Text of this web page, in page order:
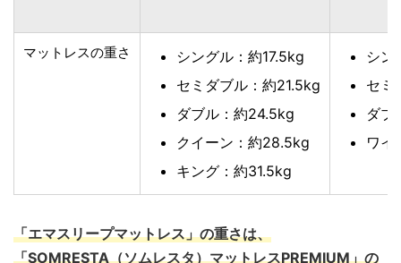
マットレスの重さ
シングル：約17.5kg
セミダブル：約21.5kg
ダブル：約24.5kg
クイーン：約28.5kg
キング：約31.5kg
シン
セミ
ダブ
ワイ
「エマスリープマットレス」の重さは、
「SOMRESTA（ソムレスタ）マットレスPREMIUM」の